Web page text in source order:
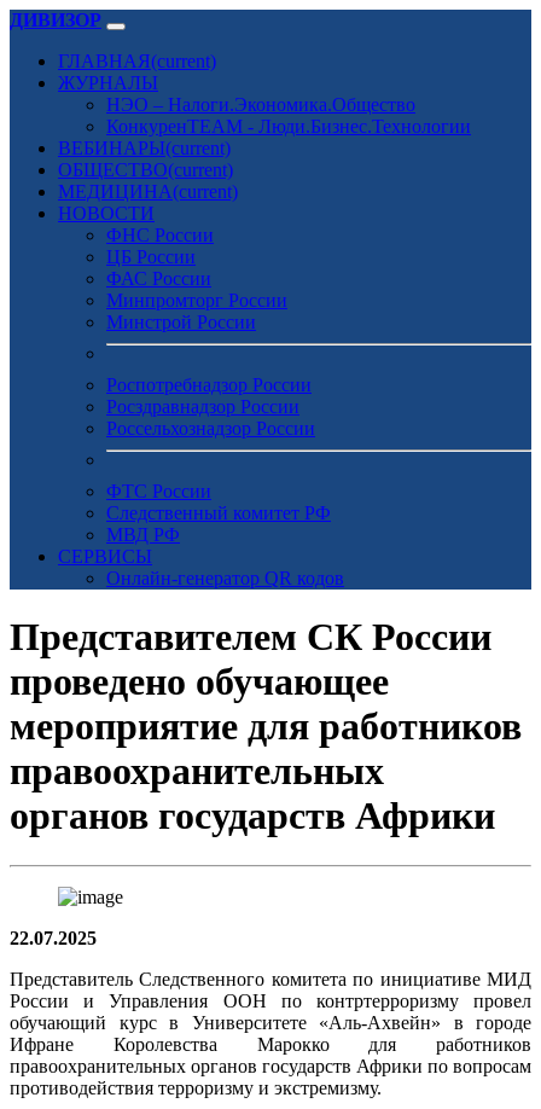
ДИВИЗОР
ГЛАВНАЯ(current)
ЖУРНАЛЫ
НЭО – Налоги.Экономика.Общество
КонкуренTEAM - Люди.Бизнес.Технологии
ВЕБИНАРЫ(current)
ОБЩЕСТВО(current)
МЕДИЦИНА(current)
НОВОСТИ
ФНС России
ЦБ России
ФАС России
Минпромторг России
Минстрой России
Роспотребнадзор России
Росздравнадзор России
Россельхознадзор России
ФТС России
Следственный комитет РФ
МВД РФ
СЕРВИСЫ
Онлайн-генератор QR кодов
Представителем СК России
проведено обучающее
мероприятие для работников
правоохранительных
органов государств Африки
22.07.2025
Представитель Следственного комитета по инициативе МИД
России и Управления ООН по контртерроризму провел
обучающий курс в Университете «Аль-Ахвейн» в городе
Ифране Королевства Марокко для работников
правоохранительных органов государств Африки по вопросам
противодействия терроризму и экстремизму.